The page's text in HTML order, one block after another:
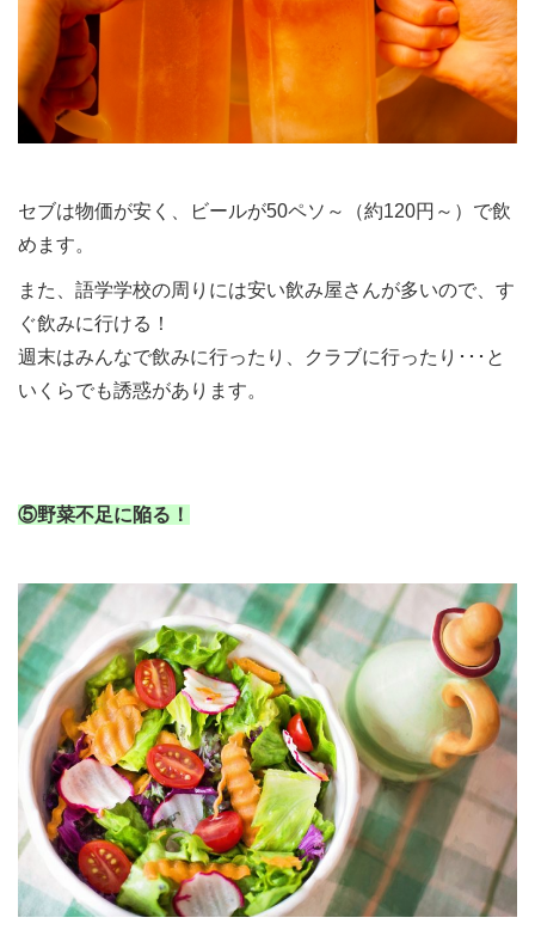
セブは物価が安く、ビールが50ペソ～（約120円～）で飲
めます。
また、語学学校の周りには安い飲み屋さんが多いので、す
ぐ飲みに行ける！
週末はみんなで飲みに行ったり、クラブに行ったり･･･と
いくらでも誘惑があります。
⑤野菜不足に陥る！